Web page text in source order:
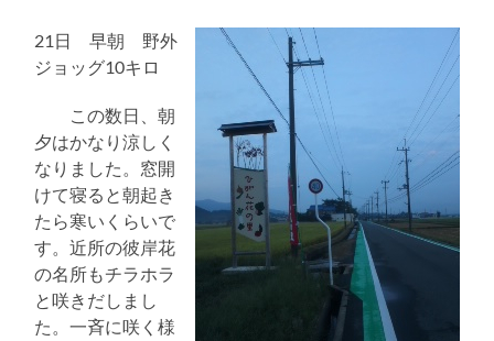
21日 早朝 野外
ジョッグ10キロ
この数日、朝
夕はかなり涼しく
なりました。窓開
けて寝ると朝起き
たら寒いくらいで
す。近所の彼岸花
の名所もチラホラ
と咲きだしまし
た。一斉に咲く様